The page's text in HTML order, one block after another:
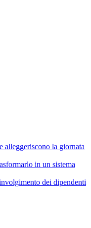
la giornata
in un sistema
dei dipendenti